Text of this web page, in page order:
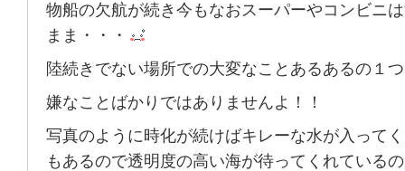
物船の欠航が続き今もなおスーパーやコンビニ
まま・・・
陸続きでない場所での大変なことあるあるの１
嫌なことばかりではありませんよ！！
写真のように時化が続けばキレーな水が入って
もあるので透明度の高い海が待ってくれている